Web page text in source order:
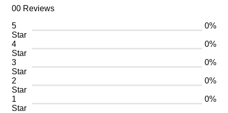
00 Reviews
5
Star
0%
4
Star
0%
3
Star
0%
2
Star
0%
1
Star
0%